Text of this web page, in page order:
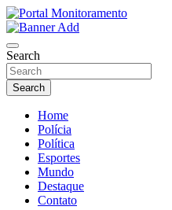
Skip
to
content
Portal
Search
Search
Home
Polícia
Política
Esportes
Mundo
Destaque
Contato